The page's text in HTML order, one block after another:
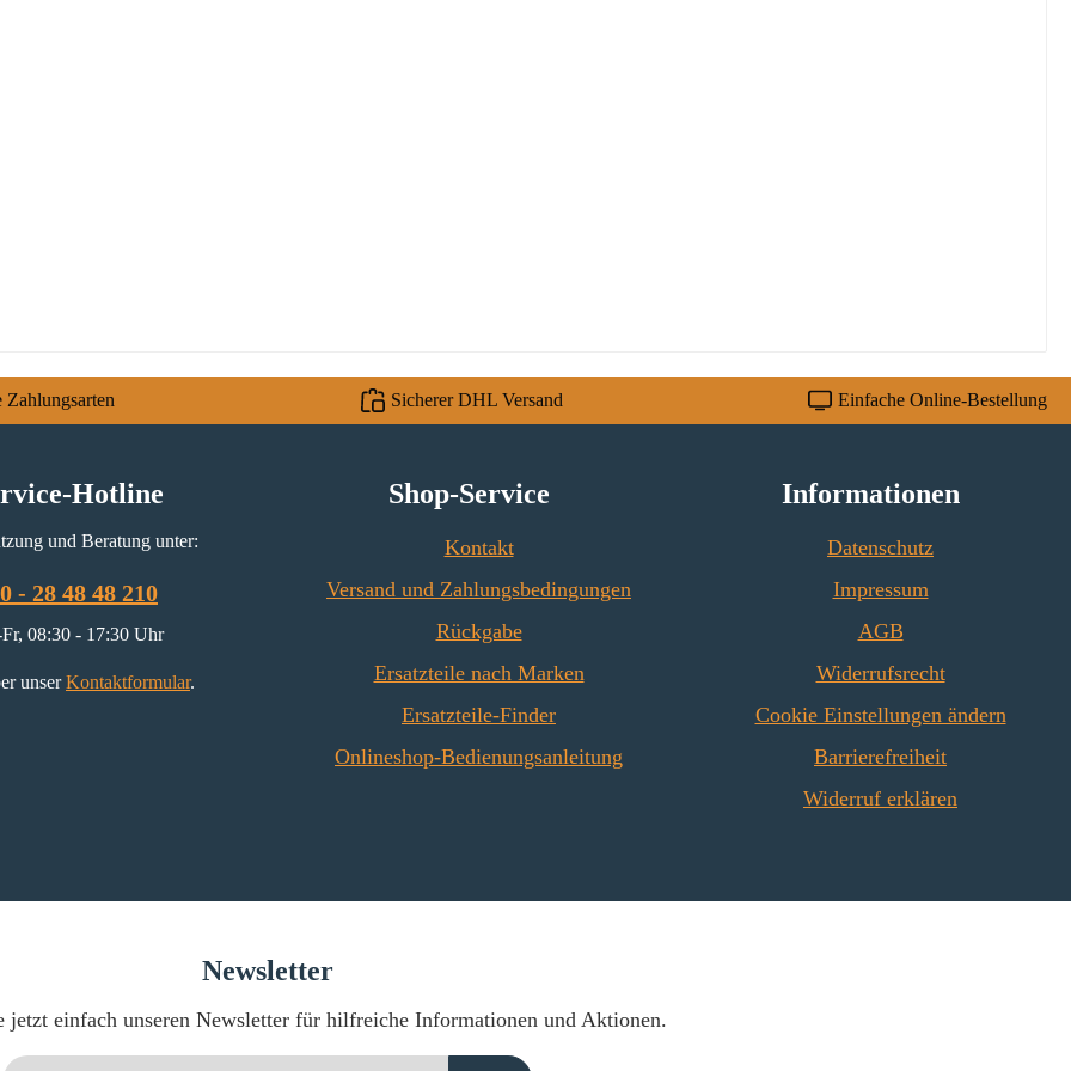
Zahlungsarten Sicherer DHL Versand Einfache Online-Bestellung
Hotline
und Beratung unter:
- 28 48 48 210
08:30 - 17:30 Uhr
unserKontaktformular.
Shop-Service
Kontakt
Versand und Zahlungsbedingungen
Rückgabe
Ersatzteile nach Marken
Ersatzteile-Finder
Onlineshop-Bedienungsanleitung
Informationen
Datenschutz
Impressum
AGB
Widerrufsrecht
Cookie Einstellungen ändern
Barrierefreiheit
Widerruf erklären
Newsletter
jetzt einfach unseren Newsletter für hilfreiche Informationen und Aktionen.